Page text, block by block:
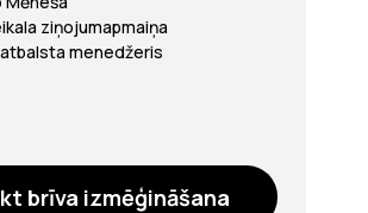
ziņojumapmaiņa
menedžeris
brīva izmēģināšana